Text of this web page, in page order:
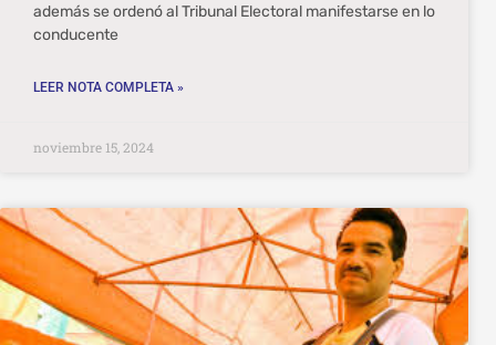
además se ordenó al Tribunal Electoral manifestarse en lo
conducente
LEER NOTA COMPLETA »
noviembre 15, 2024